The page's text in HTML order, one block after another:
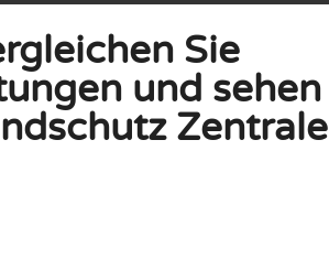
Bewertung abgebe. Ich erkläre
Aus diesem Grund enthalten
Sie
und sehen
Zentrale